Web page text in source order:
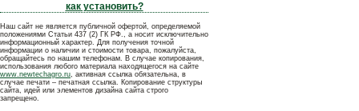
как установить?
Наш сайт не является публичной офертой, определяемой
положениями Статьи 437 (2) ГК РФ., а носит исключительно
информационный характер. Для получения точной
информации о наличии и стоимости товара, пожалуйста,
обращайтесь по нашим телефонам. В случае копирования,
использования любого материала находящегося на сайте
www.newtechagro.ru, активная ссылка обязательна, в
случае печати – печатная ссылка. Копирование структуры
сайта, идей или элементов дизайна сайта строго
запрещено.